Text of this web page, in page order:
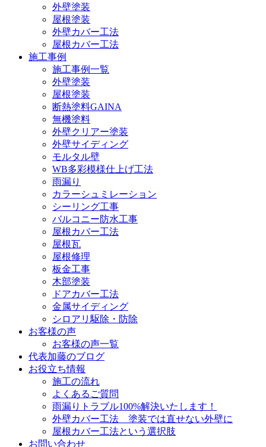
外壁塗装
屋根塗装
外壁カバー工法
屋根カバー工法
施工事例
施工事例一覧
外壁塗装
屋根塗装
断熱塗料GAINA
無機塗料
外壁クリアー塗装
外壁サイディング
モルタル壁
WB多彩模様仕上げ工法
雨漏り
カラーシュミレーション
シーリング工事
バルコニー防水工事
屋根カバー工法
屋根瓦
屋根修理
板金工事
木部塗装
ドアカバー工法
金属サイディング
シロアリ駆除・防除
お客様の声
お客様の声一覧
代表加藤のブログ
お役立ち情報
施工の流れ
よくあるご質問
雨漏りトラブル100%解決いたします！
外壁カバー工法 塗装では直せない外壁に
屋根カバー工法という選択肢
お問い合わせ